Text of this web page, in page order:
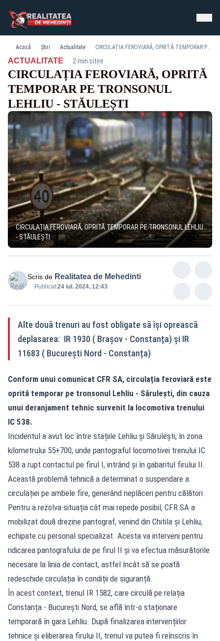
Acasă Știri Actualitate CIRCULAȚIA FEROVIARĂ, OPRITĂ TEMPORAR PE TRONSONUL LEHLIU - STĂULEȘTI
ACTUALITATE· 2 min citire
CIRCULAȚIA FEROVIARĂ, OPRITĂ
TEMPORAR PE TRONSONUL
LEHLIU - STĂULEȘTI
CIRCULAȚIA FEROVIARĂ, OPRITĂ TEMPORAR PE TRONSONUL LEHLIU
- STĂULEȘTI
Scris de Realitatea de Mehedinti
Publicat:24 iul. 2024, 12:43
Alte două trenuri au fost obligate să își oprească
deplasarea: IR 1930 ( Brașov - Constanța) și IR
11683 ( București Nord - Constanța)
Conform unui comunicat CFR SA, circulația feroviară este
oprită temporar pe tronsonul Lehliu - Sărulești, din cauza
unui deranjament tehnic survenit la locomotiva trenului
IC 538.
Incidentul a avut loc între stațiile Lehliu și Sărulești, în zona
kilometrului 55+700, unde pantograful locomotivei trenului IC
538 a rupt contactul pe firul I, intrând și în gabaritul firului II.
Această problemă tehnică a determinat o suspendare a
circulației pe ambele fire, generând neplăceri pentru călători.
Pentru a rezolva situația cât mai repede posibil, CFR SA a
mobilizat două drezine pantograf, venind din Chitila și Lehliu,
echipate cu personal specializat. Acesta va interveni pentru
ridicarea pantografului de pe firul II și va efectua măsurătorile
necesare la linia de contact, astfel încât să se poată
redeschide circulația în condiții de siguranță.
În acest context, trenul IR 1582, care circulă pe relația
Constanța - București Nord, se află într-o staționare
temporară în gara Lehliu. După finalizarea intervențiilor
tehnice și eliberarea firului II, trenul va putea fi reînscris în